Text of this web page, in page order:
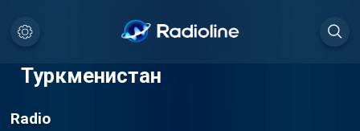
Туркменистан
Radio